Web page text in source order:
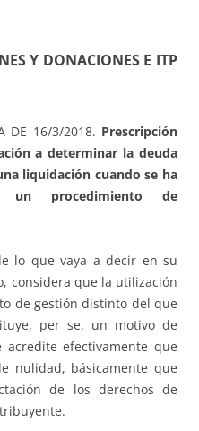
Y DONACIONES E ITP
DE 16/3/2018. Prescripción
a determinar la deuda
liquidación cuando se ha
un procedimiento de
lo que vaya a decir en su
considera que la utilización
de gestión distinto del que
per se, un motivo de
efectivamente que
nulidad, básicamente que
de los derechos de